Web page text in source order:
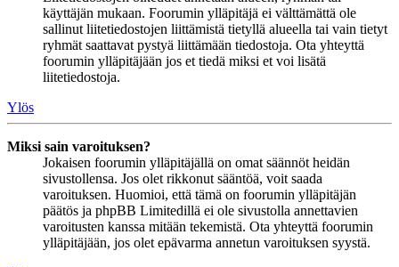
käyttäjän mukaan. Foorumin ylläpitäjä ei välttämättä ole
sallinut liitetiedostojen liittämistä tietyllä alueella tai vain tietyt
ryhmät saattavat pystyä liittämään tiedostoja. Ota yhteyttä
foorumin ylläpitäjään jos et tiedä miksi et voi lisätä
liitetiedostoja.
Ylös
Miksi sain varoituksen?
Jokaisen foorumin ylläpitäjällä on omat säännöt heidän
sivustollensa. Jos olet rikkonut sääntöä, voit saada
varoituksen. Huomioi, että tämä on foorumin ylläpitäjän
päätös ja phpBB Limitedillä ei ole sivustolla annettavien
varoitusten kanssa mitään tekemistä. Ota yhteyttä foorumin
ylläpitäjään, jos olet epävarma annetun varoituksen syystä.